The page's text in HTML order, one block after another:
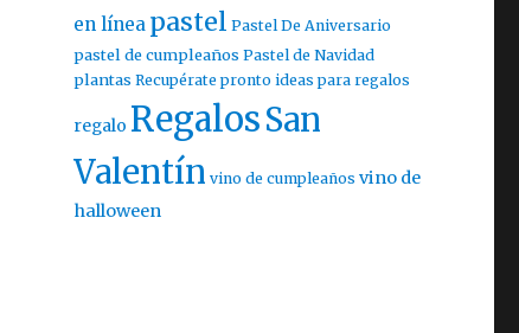
en línea pastel Pastel De Aniversario
pastel de cumpleaños Pastel de Navidad
plantas Recupérate pronto ideas para regalos
regalo RegalosSan
Valentín vino de cumpleaños vino de
halloween